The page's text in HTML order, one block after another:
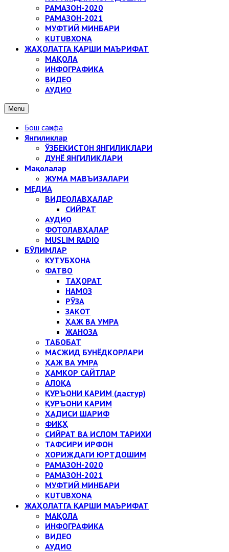
РАМАЗОН-2020
РАМАЗОН-2021
МУФТИЙ МИНБАРИ
KUTUBXONA
ЖАҲОЛАТГА ҚАРШИ МАЪРИФАТ
МАҚОЛА
ИНФОГРАФИКА
ВИДЕО
АУДИО
Menu
Бош саҳифа
Янгиликлар
ЎЗБЕКИСТОН ЯНГИЛИКЛАРИ
ДУНЁ ЯНГИЛИКЛАРИ
Мақолалар
ЖУМА МАВЪИЗАЛАРИ
МЕДИА
ВИДЕОЛАВҲАЛАР
СИЙРАТ
АУДИО
ФОТОЛАВҲАЛАР
MUSLIM RADIO
БЎЛИМЛАР
КУТУБХОНА
ФАТВО
ТАҲОРАТ
НАМОЗ
РЎЗА
ЗАКОТ
ҲАЖ ВА УМРА
ЖАНОЗА
ТАБОБАТ
МАСЖИД БУНЁДКОРЛАРИ
ҲАЖ ВА УМРА
ҲАМКОР САЙТЛАР
АЛОҚА
ҚУРЪОНИ КАРИМ (дастур)
ҚУРЪОНИ КАРИМ
ҲАДИСИ ШАРИФ
ФИҚҲ
СИЙРАТ ВА ИСЛОМ ТАРИХИ
ТАФСИРИ ИРФОН
ХОРИЖДАГИ ЮРТДОШИМ
РАМАЗОН-2020
РАМАЗОН-2021
МУФТИЙ МИНБАРИ
KUTUBXONA
ЖАҲОЛАТГА ҚАРШИ МАЪРИФАТ
МАҚОЛА
ИНФОГРАФИКА
ВИДЕО
АУДИО